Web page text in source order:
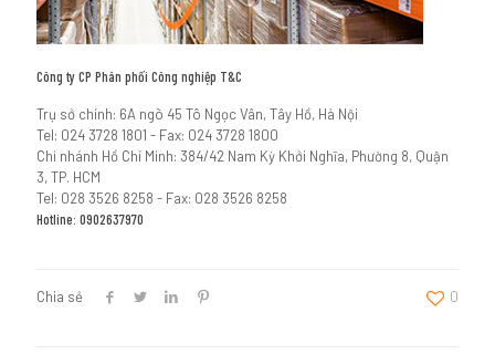
Công ty CP Phân phối Công nghiệp T&C
Trụ sở chính: 6A ngõ 45 Tô Ngọc Vân, Tây Hồ, Hà Nội
Tel: 024 3728 1801 - Fax: 024 3728 1800
Chi nhánh Hồ Chí Minh: 384/42 Nam Kỳ Khởi Nghĩa, Phường 8, Quận
3, TP. HCM
Tel: 028 3526 8258 - Fax: 028 3526 8258
Hotline: 0902637970
Chia sẻ 0